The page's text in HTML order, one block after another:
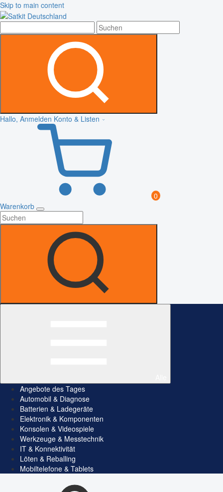
Skip to main content
Hallo, Anmelden Konto & Listen
0
Warenkorb
Angebote des Tages
Automobil & Diagnose
Batterien & Ladegeräte
Elektronik & Komponenten
Konsolen & Videospiele
Werkzeuge & Messtechnik
IT & Konnektivität
Löten & Reballing
Mobiltelefone & Tablets